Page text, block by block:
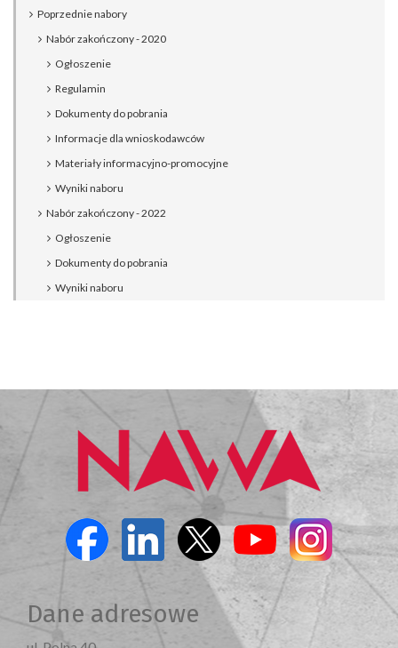
Poprzednie nabory
Nabór zakończony - 2020
Ogłoszenie
Regulamin
Dokumenty do pobrania
Informacje dla wnioskodawców
Materiały informacyjno-promocyjne
Wyniki naboru
Nabór zakończony - 2022
Ogłoszenie
Dokumenty do pobrania
Wyniki naboru
Dane adresowe